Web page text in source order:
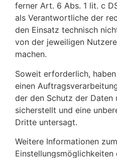
ferner Art. 6 Abs. 1 lit. c
als Verantwortliche der
den Einsatz technisch
von der jeweiligen
machen.
Soweit erforderlich,
einen
der den Schutz der Daten
sicherstellt und eine
Dritte untersagt.
Weitere Informationen